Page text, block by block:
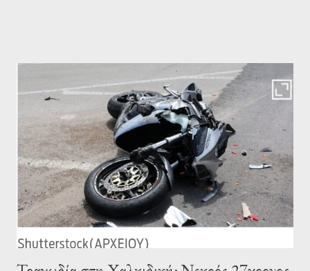
απίστευτο… ταξίδι 40 και πλέον ετών ως συν-ιδρυτής και CEO
του Sani Resort, δίπλα στον αδελφό μου Σταύρο, ο οποίος
διετέλεσε συν-ιδρυτής και πρόεδρος, και στη συνέχεια την
τελευταία δεκαετία ως CEO και Co-managing partner του oμίλου
Sani/Ikos, με ιδιαίτερη χαρά ανακοινώνω τη μετάβασή μου από
τις καθημερινές εκτελεστικές αρμοδιότητες στο ρόλο πλέον του
συν-ιδρ...